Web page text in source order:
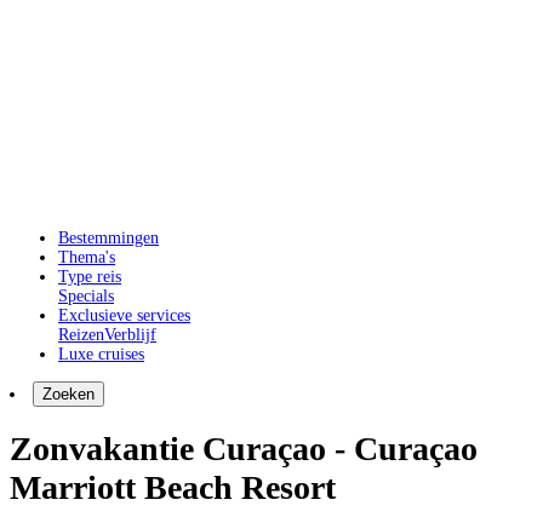
Bestemmingen
Thema's
Type reis
Specials
Exclusieve services
ReizenVerblijf
Luxe cruises
Zoeken
Zonvakantie Curaçao - Curaçao
Marriott Beach Resort